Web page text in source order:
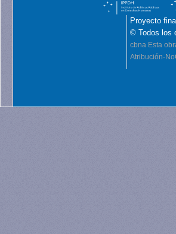
Proyecto
© Todos los
cbna Esta
Atribución-